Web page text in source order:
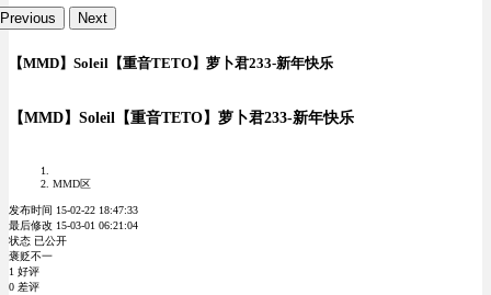
Previous Next
【MMD】Soleil【重音TETO】萝卜君233-新年快乐
【MMD】Soleil【重音TETO】萝卜君233-新年快乐
MMD区
发布时间 15-02-22 18:47:33
最后修改 15-03-01 06:21:04
状态 已公开
褒贬不一
1 好评
0 差评